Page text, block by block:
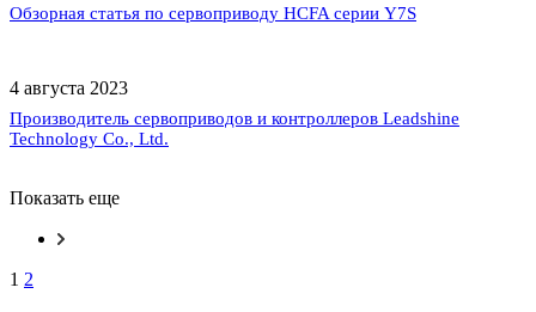
Обзорная статья по сервоприводу HCFA серии Y7S
4 августа 2023
Производитель сервоприводов и контроллеров Leadshine
Technology Co., Ltd.
Показать еще
1 2